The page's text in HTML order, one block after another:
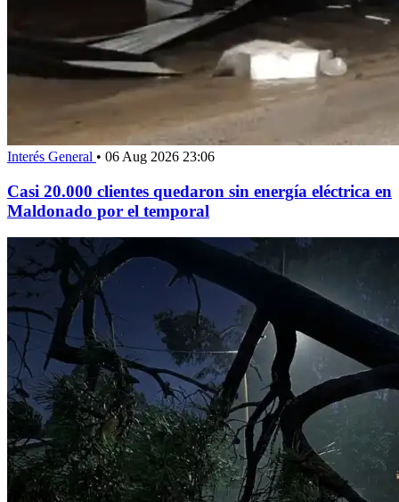
Interés General • 06 Aug 2026 23:06
Casi 20.000 clientes quedaron sin energía eléctrica en
Maldonado por el temporal